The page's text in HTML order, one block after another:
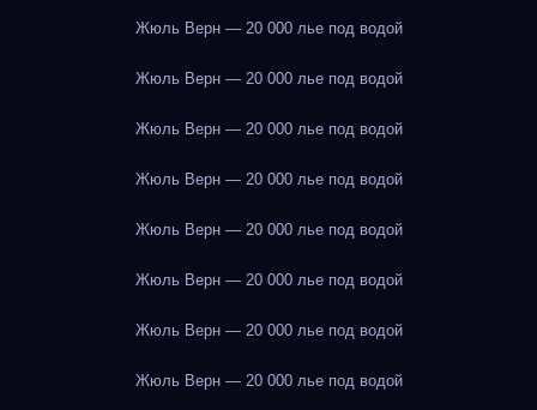
Жюль Верн — 20 000 лье под водой
Жюль Верн — 20 000 лье под водой
Жюль Верн — 20 000 лье под водой
Жюль Верн — 20 000 лье под водой
Жюль Верн — 20 000 лье под водой
Жюль Верн — 20 000 лье под водой
Жюль Верн — 20 000 лье под водой
Жюль Верн — 20 000 лье под водой